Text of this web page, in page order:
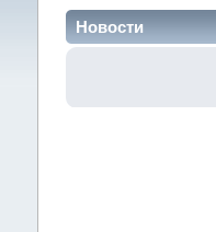
Новости